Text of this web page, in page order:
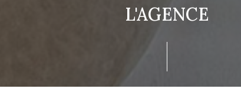
L'AGENCE